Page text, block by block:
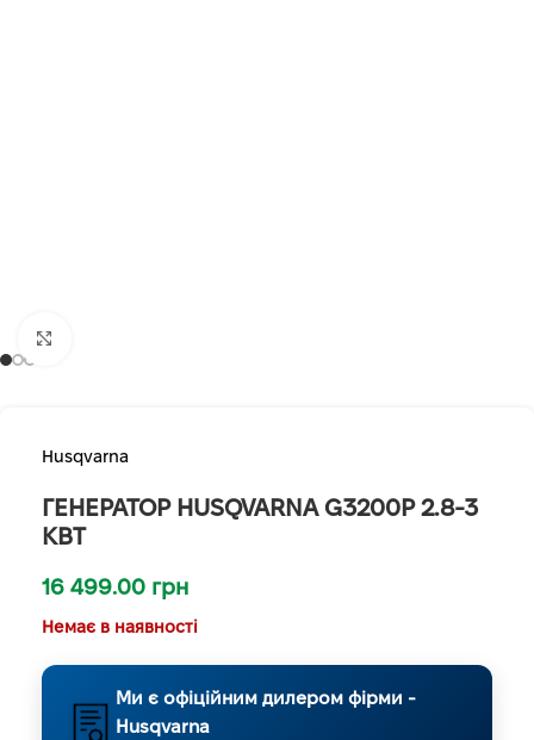
Husqvarna
ГЕНЕРАТОР HUSQVARNA G3200P 2.8-3
КВТ
16 499.00 грн
Немає в наявності
Ми є офіційним дилером фірми -
Husqvarna